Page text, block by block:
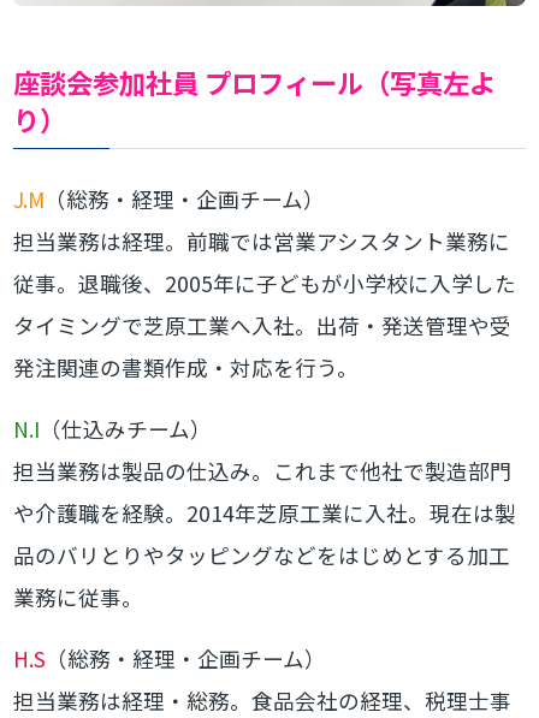
座談会参加社員 プロフィール（写真左よ
り）
J.M （総務・経理・企画チーム）
担当業務は経理。前職では営業アシスタント業務に
従事。退職後、2005年に子どもが小学校に入学した
タイミングで芝原工業へ入社。出荷・発送管理や受
発注関連の書類作成・対応を行う。
N.I （仕込みチーム）
担当業務は製品の仕込み。これまで他社で製造部門
や介護職を経験。2014年芝原工業に入社。現在は製
品のバリとりやタッピングなどをはじめとする加工
業務に従事。
H.S （総務・経理・企画チーム）
担当業務は経理・総務。食品会社の経理、税理士事